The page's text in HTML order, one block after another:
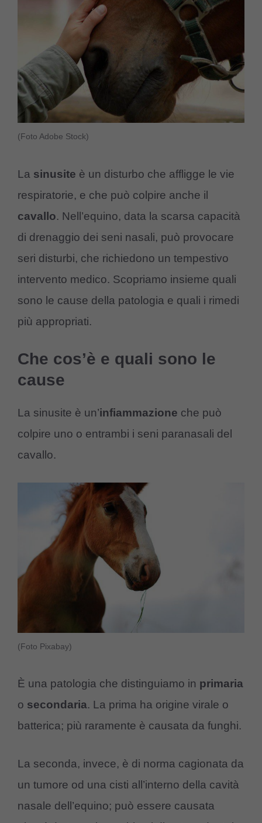
(Foto Adobe Stock)
La sinusite è un disturbo che affligge le vie
respiratorie, e che può colpire anche il
cavallo. Nell’equino, data la scarsa capacità
di drenaggio dei seni nasali, può provocare
seri disturbi, che richiedono un tempestivo
intervento medico. Scopriamo insieme quali
sono le cause della patologia e quali i rimedi
più appropriati.
Che cos’è e quali sono le
cause
La sinusite è un’infiammazione che può
colpire uno o entrambi i seni paranasali del
cavallo.
(Foto Pixabay)
È una patologia che distinguiamo in primaria
o secondaria. La prima ha origine virale o
batterica; più raramente è causata da funghi.
La seconda, invece, è di norma cagionata da
un tumore od una cisti all’interno della cavità
nasale dell’equino; può essere causata